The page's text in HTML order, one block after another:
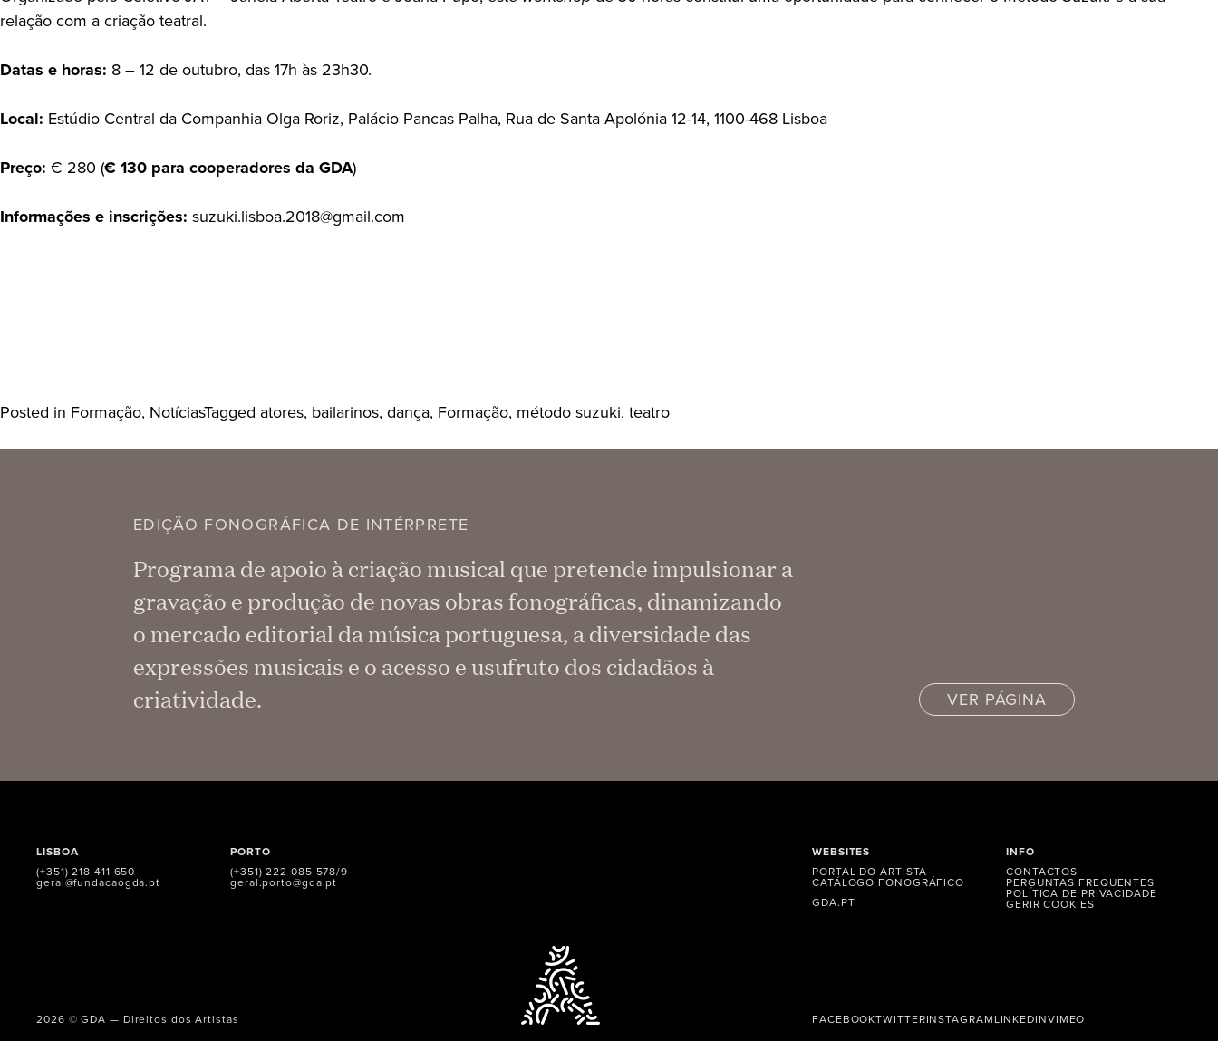
relação com a criação teatral.
Datas e horas: 8 – 12 de outubro, das 17h às 23h30.
Local: Estúdio Central da Companhia Olga Roriz, Palácio Pancas Palha, Rua de Santa Apolónia 12-14, 1100-468 Lisboa
Preço: € 280 (€ 130 para cooperadores da GDA)
Informações e inscrições: suzuki.lisboa.2018@gmail.com
Posted in Formação, NotíciasTagged atores, bailarinos, dança, Formação, método suzuki, teatro
EDIÇÃO FONOGRÁFICA DE INTÉRPRETE
Programa de apoio à criação musical que pretende impulsionar a
gravação e produção de novas obras fonográficas, dinamizando
o mercado editorial da música portuguesa, a diversidade das
expressões musicais e o acesso e usufruto dos cidadãos à
criatividade.
VER PÁGINA
LISBOA
(+351) 218 411 650
geral@fundacaogda.pt
PORTO
(+351) 222 085 578/9
geral.porto@gda.pt
WEBSITES
PORTAL DO ARTISTA
CATÁLOGO FONOGRÁFICO
GDA.PT
INFO
CONTACTOS
PERGUNTAS FREQUENTES
POLÍTICA DE PRIVACIDADE
GERIR COOKIES
2026 © GDA — Direitos dos Artistas FACEBOOKTWITTERINSTAGRAMLINKEDINVIMEO